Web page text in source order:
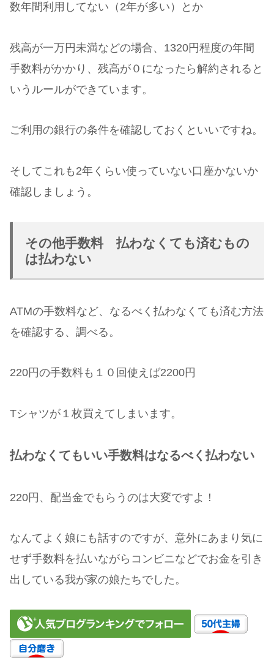
数年間利用してない（2年が多い）とか
残高が一万円未満などの場合、1320円程度の年間
手数料がかかり、残高が０になったら解約されると
いうルールができています。
ご利用の銀行の条件を確認しておくといいですね。
そしてこれも2年くらい使っていない口座かないか
確認しましょう。
その他手数料 払わなくても済むもの
は払わない
ATMの手数料など、なるべく払わなくても済む方法
を確認する、調べる。
220円の手数料も１０回使えば2200円
Tシャツが１枚買えてしまいます。
払わなくてもいい手数料はなるべく払わない
220円、配当金でもらうのは大変ですよ！
なんてよく娘にも話すのですが、意外にあまり気に
せず手数料を払いながらコンビニなどでお金を引き
出している我が家の娘たちでした。